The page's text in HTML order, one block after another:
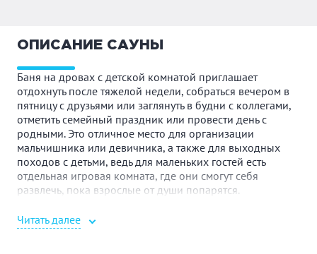
ОПИСАНИЕ САУНЫ
Баня на дровах с детской комнатой приглашает
отдохнуть после тяжелой недели, собраться вечером в
пятницу с друзьями или заглянуть в будни с коллегами,
отметить семейный праздник или провести день с
родными. Это отличное место для организации
мальчишника или девичника, а также для выходных
походов с детьми, ведь для маленьких гостей есть
отдельная игровая комната, где они смогут себя
развлечь, пока взрослые от души попарятся.
Традиционная русская баня, протапливаемая
березовыми дровами, расположилась на Васильевском
Читать далее